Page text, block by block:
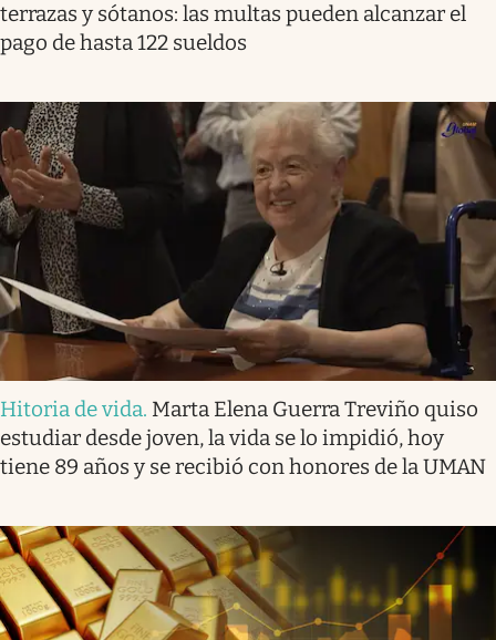
terrazas y sótanos: las multas pueden alcanzar el
pago de hasta 122 sueldos
Hitoria de vida. Marta Elena Guerra Treviño quiso
estudiar desde joven, la vida se lo impidió, hoy
tiene 89 años y se recibió con honores de la UMAN